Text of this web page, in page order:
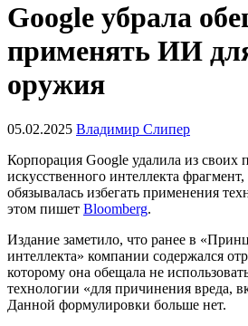
Google убрала
применять ИИ
оружия
05.02.2025 Владимир Слипер
Корпорация Google удалила из своих
искусственного интеллекта
обязывалась избегать применения
этом пишет Bloomberg.
Издание заметило, что ранее в
интеллекта» компании содержался
которому она обещала не
технологии «для причинения вреда,
Данной формулировки больше нет.